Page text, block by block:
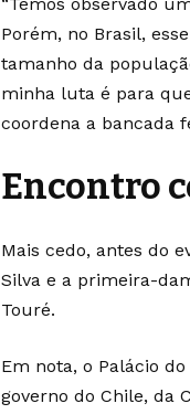
Porém, no Brasil,
tamanho da
minha luta é para
coordena a bancada
Encontro
Mais cedo, antes do
Silva e a primeira-
Touré.
Em nota, o Palácio
governo do Chile, da